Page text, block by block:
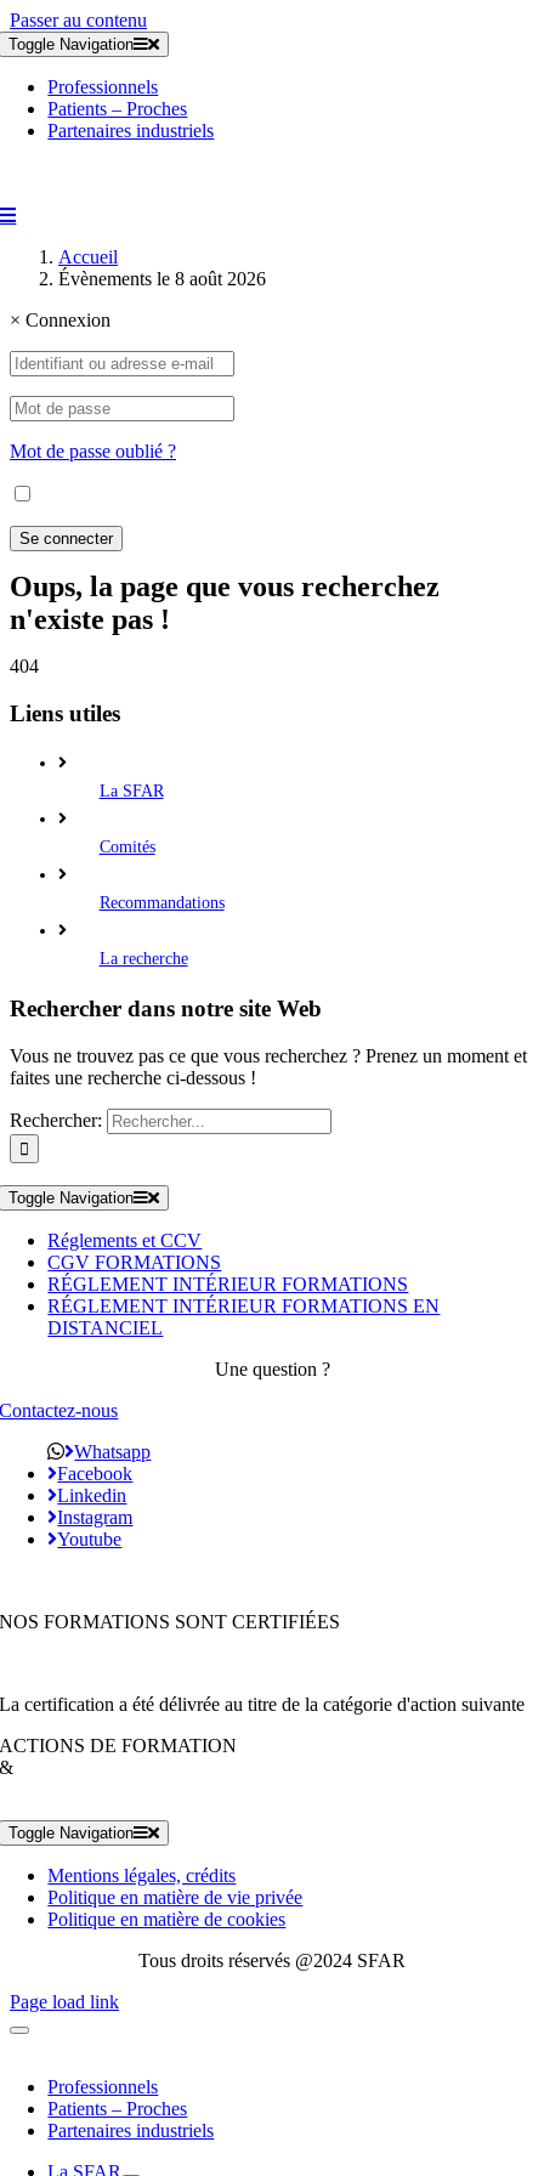
Passer au contenu
Toggle Navigation
Professionnels
Patients – Proches
Partenaires industriels
Accueil
Évènements le 8 août 2026
× Connexion
Mot de passe oublié ?
Oups, la page que vous recherchez
n'existe pas !
404
Liens utiles
La SFAR
Comités
Recommandations
La recherche
Rechercher dans notre site Web
Vous ne trouvez pas ce que vous recherchez ? Prenez un moment et
faites une recherche ci-dessous !
Rechercher:
Toggle Navigation
Réglements et CCV
CGV FORMATIONS
RÉGLEMENT INTÉRIEUR FORMATIONS
RÉGLEMENT INTÉRIEUR FORMATIONS EN
DISTANCIEL
Une question ?
Contactez-nous
Whatsapp
Facebook
Linkedin
Instagram
Youtube
NOS FORMATIONS SONT CERTIFIÉES
La certification a été délivrée au titre de la catégorie d'action suivante
ACTIONS DE FORMATION
&
Toggle Navigation
Mentions légales, crédits
Politique en matière de vie privée
Politique en matière de cookies
Tous droits réservés @2024 SFAR
Page load link
Professionnels
Patients – Proches
Partenaires industriels
La SFAR